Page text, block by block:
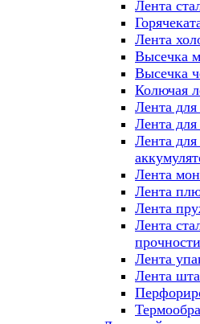
Лента
Лента
Высечка
Высечка
Колючая
Лента
Лента
Лента
Лента
Лента
Лента
Лента
прочности
Лента
Лента